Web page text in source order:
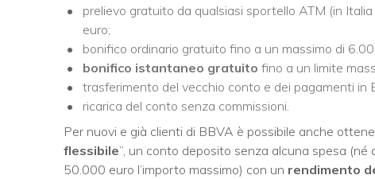
prelievo gratuito da qualsiasi sportello ATM (in
euro;
bonifico ordinario gratuito fino a un massimo di
bonifico istantaneo gratuito fino a un limite
trasferimento del vecchio conto e dei pagamenti in
ricarica del conto senza commissioni.
Per nuovi e già clienti di BBVA è possibile anche
flessibile”, un conto deposito senza alcuna spesa
50.000 euro l’importo massimo) con un rendimento